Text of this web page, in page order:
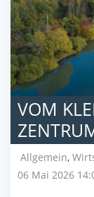
VOM
Allgemein,
06 Mai 2026